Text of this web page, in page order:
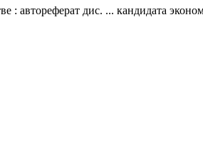
: автореферат дис. ... кандидата